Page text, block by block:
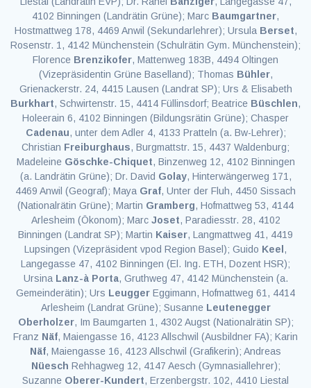
4102 Binningen (Landrätin Grüne); Marc Baumgartner,
Hostmattweg 178, 4469 Anwil (Sekundarlehrer); Ursula Berset,
Rosenstr. 1, 4142 Münchenstein (Schulrätin Gym. Münchenstein);
Florence Brenzikofer, Mattenweg 183B, 4494 Oltingen
(Vizepräsidentin Grüne Baselland); Thomas Bühler,
Grienackerstr. 24, 4415 Lausen (Landrat SP); Urs & Elisabeth
Burkhart, Schwirtenstr. 15, 4414 Füllinsdorf; Beatrice Büschlen,
Holeerain 6, 4102 Binningen (Bildungsrätin Grüne); Chasper
Cadenau, unter dem Adler 4, 4133 Pratteln (a. Bw-Lehrer);
Christian Freiburghaus, Burgmattstr. 15, 4437 Waldenburg;
Madeleine Göschke-Chiquet, Binzenweg 12, 4102 Binningen
(a. Landrätin Grüne); Dr. David Golay, Hinterwängerweg 171,
4469 Anwil (Geograf); Maya Graf, Unter der Fluh, 4450 Sissach
(Nationalrätin Grüne); Martin Gramberg, Hofmattweg 53, 4144
Arlesheim (Ökonom); Marc Joset, Paradiesstr. 28, 4102
Binningen (Landrat SP); Martin Kaiser, Langmattweg 41, 4419
Lupsingen (Vizepräsident vpod Region Basel); Guido Keel ,
Langegasse 47, 4102 Binningen (El. Ing. ETH, Dozent HSR);
Ursina Lanz-à Porta, Gruthweg 47, 4142 Münchenstein (a.
Gemeinderätin); Urs Leugger Eggimann, Hofmattweg 61, 4414
Arlesheim (Landrat Grüne); Susanne Leutenegger
Oberholzer, Im Baumgarten 1, 4302 Augst (Nationalrätin SP);
Franz Näf, Maiengasse 16, 4123 Allschwil (Ausbildner FA); Karin
Näf, Maiengasse 16, 4123 Allschwil (Grafikerin); Andreas
Nüesch Rehhagweg 12, 4147 Aesch (Gymnasiallehrer);
Suzanne Oberer-Kundert, Erzenbergstr. 102, 4410 Liestal